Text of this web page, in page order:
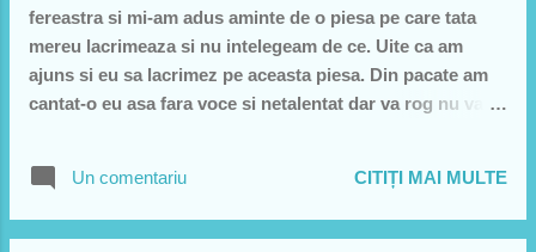
fereastra si mi-am adus aminte de o piesa pe care tata
mereu lacrimeaza si nu intelegeam de ce. Uite ca am
ajuns si eu sa lacrimez pe aceasta piesa. Din pacate am
cantat-o eu asa fara voce si netalentat dar va rog nu va
nu o sa mai pot sa mananc aceste gutui. Sper sa va placa
macar un pic de coarda mea vocala si de cele de pe
Un comentariu CITIȚI MAI MULTE